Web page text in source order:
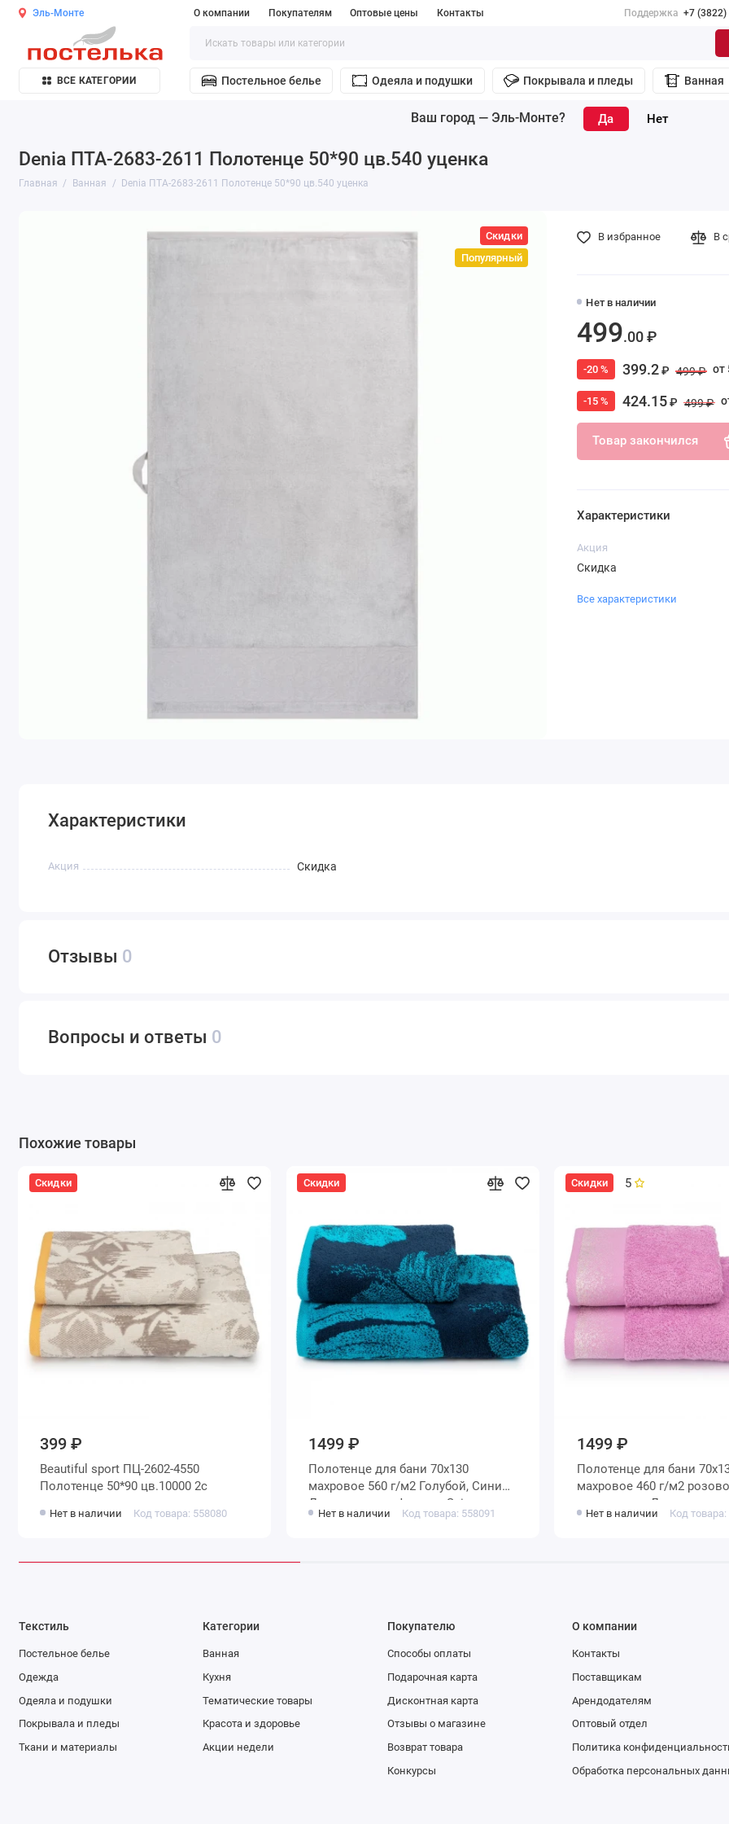
Эль-Монте О компании Покупателям Оптовые цены Контакты Поддержка +7
ВСЕ КАТЕГОРИИ Постельное белье Одеяла и подушки Покрывала и пледы Ванная
Ваш город — Эль-Монте?
Denia ПТА-2683-2611 Полотенце 50*90 цв.540 уценка
Главная Ванная Denia ПТА-2683-2611 Полотенце 50*90 цв.540 уценка
Скидки
Популярный
Нет в наличии
499.00 ₽
-20 % 399.2₽ 499 ₽ от
-15 % 424.15₽ 499 ₽
Товар закончился
В избранное В
Характеристики
Акция
Скидка
Все характеристики
Характеристики
Акция Скидка
Отзывы 0
Вопросы и ответы 0
Похожие товары
Скидки
399 ₽
Beautiful sport ПЦ-2602-4550
Полотенце 50*90 цв.10000 2с
Нет в наличии Код товара: 558080
Скидки
1499 ₽
Полотенце для бани 70х130
махровое 560 г/м2 Голубой, Синий
Донецкая мануфактура Spine
Нет в наличии Код товара: 558091
Скидки 5
1499 ₽
Полотенце для бани 70х130
махровое 460 г/м2 розовое
однотонное Донецкая
Via Lattea
Нет в наличии Код
Текстиль
Постельное белье
Одежда
Одеяла и подушки
Покрывала и пледы
Ткани и материалы
Категории
Ванная
Кухня
Тематические товары
Красота и здоровье
Акции недели
Покупателю
Способы оплаты
Подарочная карта
Дисконтная карта
Отзывы о магазине
Возврат товара
Конкурсы
О компании
Контакты
Поставщикам
Арендодателям
Оптовый отдел
Политика
Обработка персональных